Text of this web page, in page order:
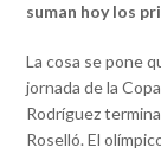
suman hoy los
La cosa se pone
jornada de la
Rodríguez
Roselló. El